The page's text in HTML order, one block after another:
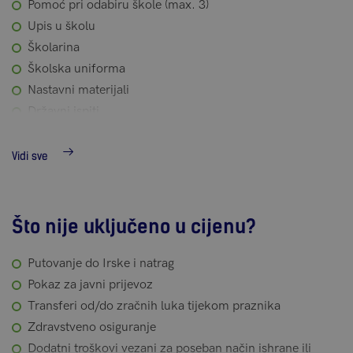
Pomoć pri odabiru škole (max. 3)
Upis u školu
Školarina
Školska uniforma
Nastavni materijali
Državni ispiti
programa
Dokumente potrebne za nostrifikaciju
Pomoć pri odabiru obitelji domaćina
Puni pansion (3 obroka svaki dan)
Pristup svim sadržajima kod obitelji domaćina
Vidi sve
Što nije uključeno u cijenu?
Putovanje do Irske i natrag
Pokaz za javni prijevoz
Transferi od/do zračnih luka tijekom praznika
Zdravstveno osiguranje
Dodatni troškovi vezani za poseban način ishrane ili